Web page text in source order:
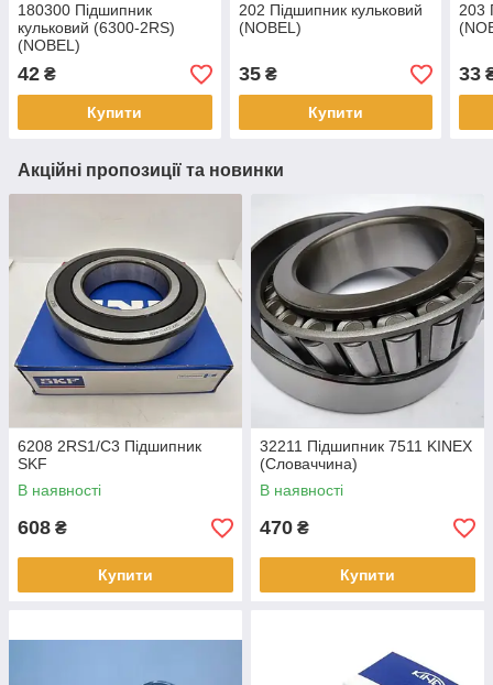
180300 Підшипник
кульковий (6300-2RS)
(NOBEL)
42 ₴
Купити
202 Підшипник кульковий
(NOBEL)
35₴
Купити
203
33
Акційні пропозиції та новинки
6208 2RS1/С3 Підшипник
SKF
В наявності
608 ₴
Купити
32211 Підшипник 7511 KINEX
(Словаччина)
В наявності
470 ₴
Купити